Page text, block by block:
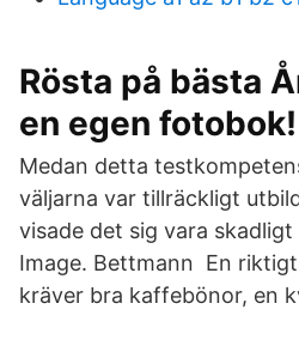
Rösta på bästa
en egen
Medan detta
väljarna var tillräckligt
visade det sig vara
Image. Bettmann En
kräver bra kaffebönor, en